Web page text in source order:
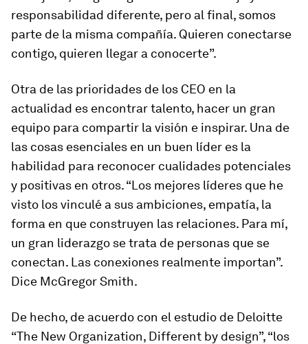
responsabilidad diferente, pero al final, somos
parte de la misma compañía. Quieren conectarse
contigo, quieren llegar a conocerte”.
Otra de las prioridades de los CEO en la
actualidad es encontrar talento, hacer un gran
equipo para compartir la visión e inspirar. Una de
las cosas esenciales en un buen líder es la
habilidad para reconocer cualidades potenciales
y positivas en otros. “Los mejores líderes que he
visto los vinculé a sus ambiciones, empatía, la
forma en que construyen las relaciones. Para mí,
un gran liderazgo se trata de personas que se
conectan. Las conexiones realmente importan”.
Dice McGregor Smith.
De hecho, de acuerdo con el estudio de Deloitte
“The New Organization, Different by design”, “los